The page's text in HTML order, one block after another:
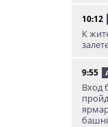
10:12
К
9:55
Вход